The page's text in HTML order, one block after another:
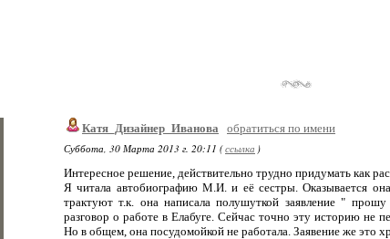
Катя_Дизайнер_Иванова
обратиться по имени
Суббота, 30 Марта 2013 г. 20:11 (ссылка )
Интересное решение, действительно трудно придумать как
Я читала автобиографию М.И. и её сестры. Оказывается
трактуют т.к. она написала полушуткой заявление "
разговор о работе в Елабуге. Сейчас точно эту историю не
Но в общем, она посудомойкой не работала. Заявение же это